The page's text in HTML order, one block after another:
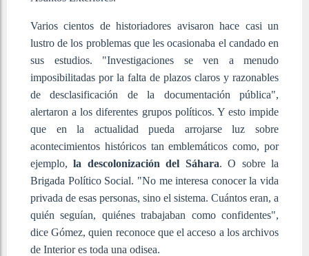
Varios cientos de historiadores avisaron hace casi un
lustro de los problemas que les ocasionaba el candado en
sus estudios. "Investigaciones se ven a menudo
imposibilitadas por la falta de plazos claros y razonables
de desclasificación de la documentación pública",
alertaron a los diferentes grupos políticos. Y esto impide
que en la actualidad pueda arrojarse luz sobre
acontecimientos históricos tan emblemáticos como, por
ejemplo,la descolonización del Sáhara. O sobre la
Brigada Político Social. "No me interesa conocer la vida
privada de esas personas, sino el sistema. Cuántos eran, a
quién seguían, quiénes trabajaban como confidentes",
dice Gómez, quien reconoce que el acceso a los archivos
de Interior es toda una odisea.